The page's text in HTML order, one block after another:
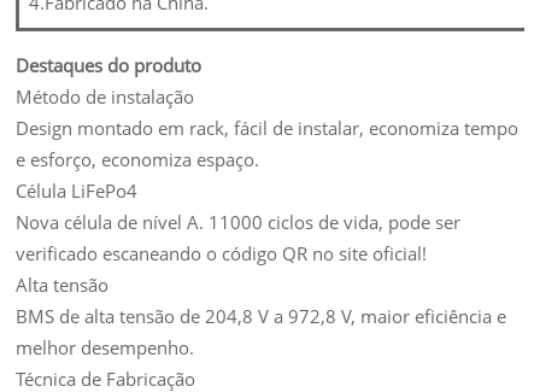
Destaques do produto
Método de instalação
Design montado em rack, fácil de instalar, economiza tempo
e esforço, economiza espaço.
Célula LiFePo4
Nova célula de nível A. 11000 ciclos de vida, pode ser
verificado escaneando o código QR no site oficial!
Alta tensão
BMS de alta tensão de 204,8 V a 972,8 V, maior eficiência e
melhor desempenho.
Técnica de Fabricação